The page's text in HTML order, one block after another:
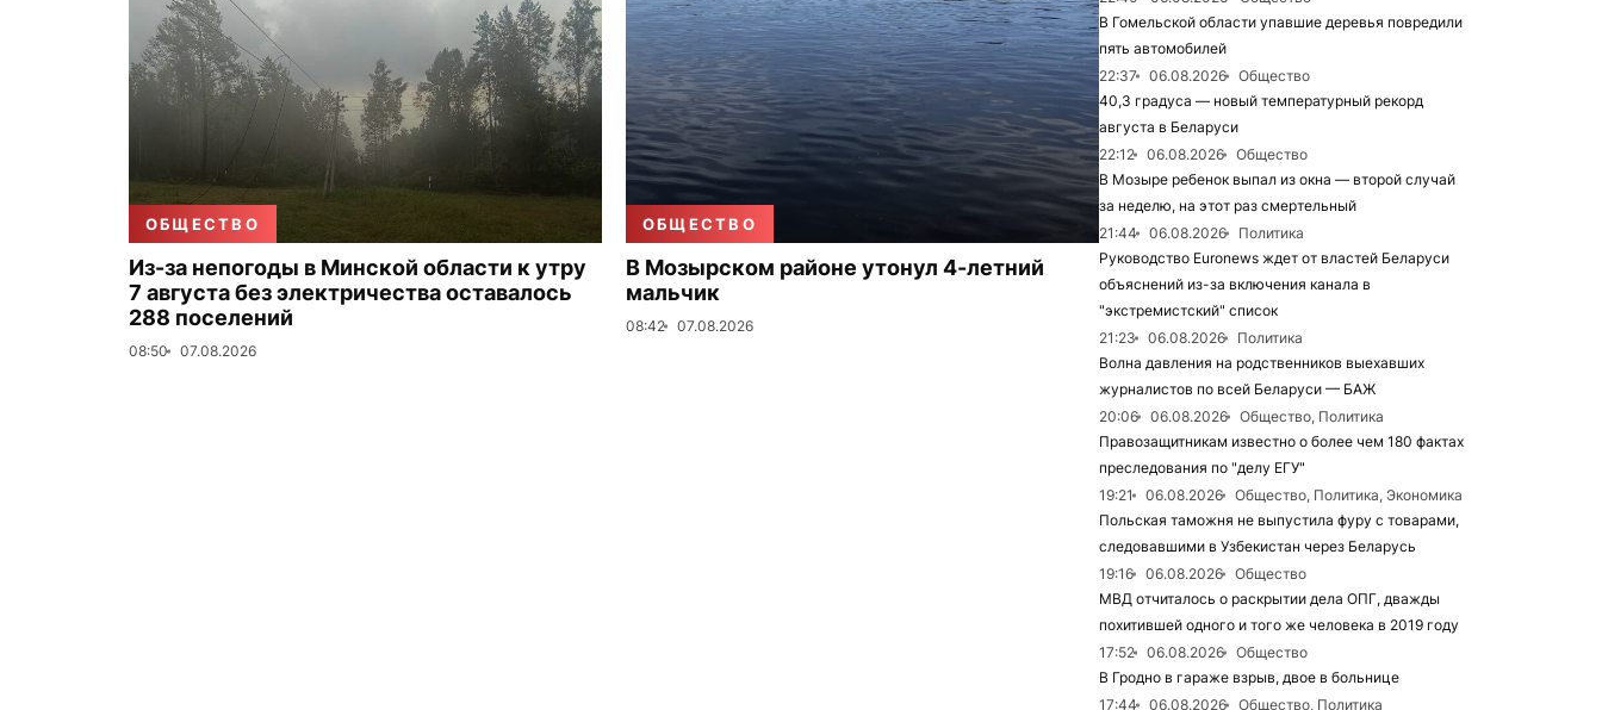
ОБЩЕСТВО
Из-за непогоды в Минской области к утру
7 августа без электричества оставалось
288 поселений
08:50 07.08.2026
ОБЩЕСТВО
В Мозырском районе утонул 4-летний
мальчик
08:42 07.08.2026
В Гомельской области упавшие деревья повредили
пять автомобилей
22:37
06.08.2026
Общество
40,3 градуса — новый температурный рекорд
августа в Беларуси
22:12
06.08.2026
Общество
В Мозыре ребенок выпал из окна — второй случай
за неделю, на этот раз смертельный
21:44
06.08.2026
Политика
Руководство Euronews ждет от властей Беларуси
объяснений из-за включения канала в
"экстремистский" список
21:23
06.08.2026
Политика
Волна давления на родственников выехавших
журналистов по всей Беларуси — БАЖ
20:06
06.08.2026
Общество, Политика
Правозащитникам известно о более чем 180 фактах
преследования по "делу ЕГУ"
19:21
06.08.2026
Общество, Политика, Экономика
Польская таможня не выпустила фуру с товарами,
следовавшими в Узбекистан через Беларусь
19:16
06.08.2026
Общество
МВД отчиталось о раскрытии дела ОПГ, дважды
похитившей одного и того же человека в 2019 году
17:52
06.08.2026
Общество
В Гродно в гараже взрыв, двое в больнице
17:44
06.08.2026
Общество, Политика